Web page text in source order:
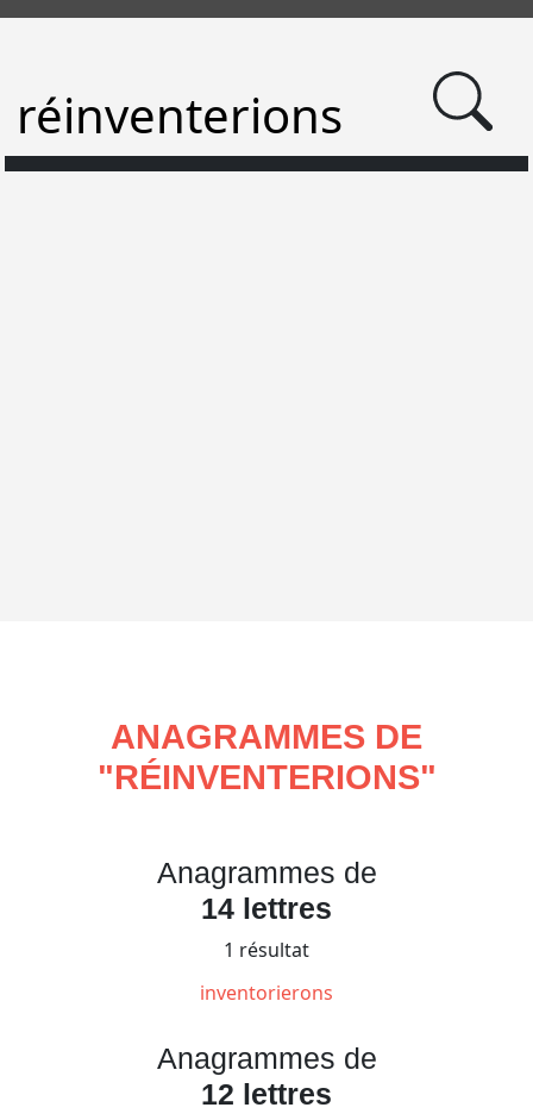
ANAGRAMMES DE
"RÉINVENTERIONS"
Anagrammes de
14 lettres
1 résultat
inventorierons
Anagrammes de
12 lettres